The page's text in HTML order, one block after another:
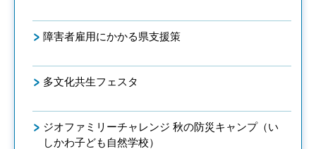
障害者雇用にかかる県支援策
多文化共生フェスタ
ジオファミリーチャレンジ 秋の防災キャンプ（い
しかわ子ども自然学校）